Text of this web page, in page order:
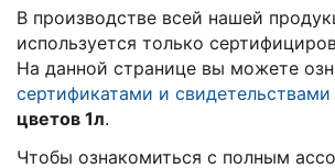
В производстве всей нашей
используется только
На данной странице вы можете
сертификатами и свидетельствами
цветов 1л.
Чтобы ознакомиться с полным